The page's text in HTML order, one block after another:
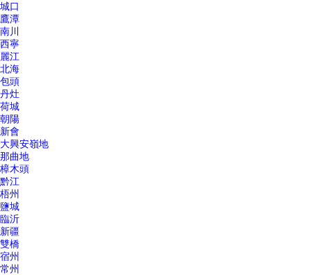
城口
鷹潭
南川
西寧
麗江
北海
包頭
丹灶
荷城
朝陽
新會
大興安嶺地
那曲地
樟木頭
黔江
梧州
鹽城
臨沂
新疆
雙橋
宿州
常州